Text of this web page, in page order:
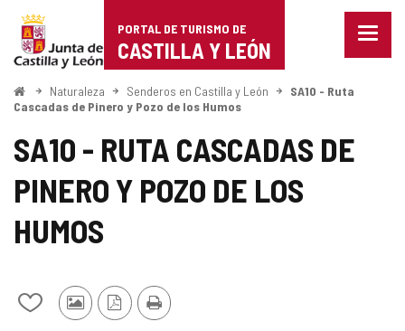
Portal
de
Turismo
de
Castilla
León
PORTAL DE TURISMO DE
CASTILLA Y LEÓN
Menu
InicioNaturaleza Senderos en Castilla y León
SA10 - Ruta
Cascadas de Pinero y Pozo de los Humos
SA10 - RUTA CASCADAS DE
PINERO Y POZO DE LOS
HUMOS
Añadir/quitar
Fotos VersiónImprimir